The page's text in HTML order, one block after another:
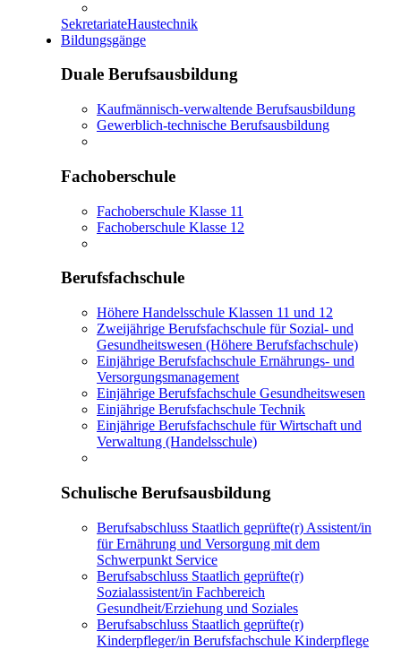
SekretariateHaustechnik
Bildungsgänge
Duale Berufsausbildung
Kaufmännisch-verwaltende Berufsausbildung
Gewerblich-technische Berufsausbildung
Fachoberschule
Fachoberschule Klasse 11
Fachoberschule Klasse 12
Berufsfachschule
Höhere Handelsschule Klassen 11 und 12
Zweijährige Berufsfachschule für Sozial- und
Gesundheitswesen (Höhere Berufsfachschule)
Einjährige Berufsfachschule Ernährungs- und
Versorgungsmanagement
Einjährige Berufsfachschule Gesundheitswesen
Einjährige Berufsfachschule Technik
Einjährige Berufsfachschule für Wirtschaft und
Verwaltung (Handelsschule)
Schulische Berufsausbildung
Berufsabschluss Staatlich geprüfte(r) Assistent/in
für Ernährung und Versorgung mit dem
Schwerpunkt Service
Berufsabschluss Staatlich geprüfte(r)
Sozialassistent/in Fachbereich
Gesundheit/Erziehung und Soziales
Berufsabschluss Staatlich geprüfte(r)
Kinderpfleger/in Berufsfachschule Kinderpflege